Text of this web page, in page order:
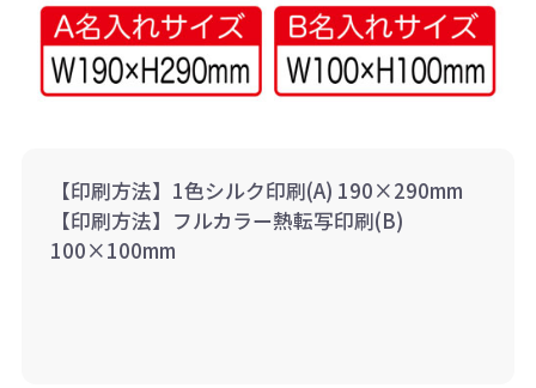
【印刷方法】1色シルク印刷(A) 190×290mm
【印刷方法】フルカラー熱転写印刷(B)
100×100mm